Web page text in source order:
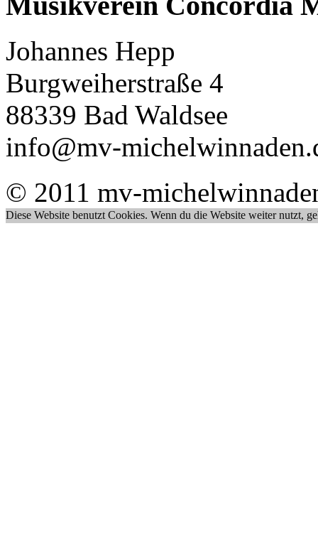
Johannes Hepp
Burgweiherstraße 4
88339 Bad Waldsee
info@mv-
© 2011 mv-
Diese Website benutzt Cookies. Wenn du die Website weiter nutzt,